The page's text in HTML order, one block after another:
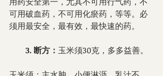
可用破血药，不可用化瘀药，等等。必
须用最安全，最有效，最快速的药。
        3. 断方：
玉米须30克，多多益善。